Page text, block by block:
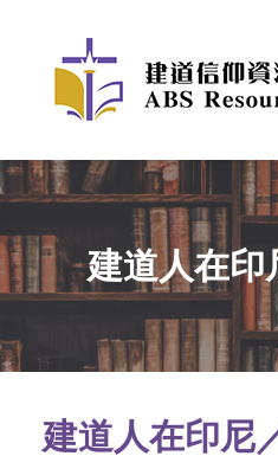
建道人在印
建道人在印尼